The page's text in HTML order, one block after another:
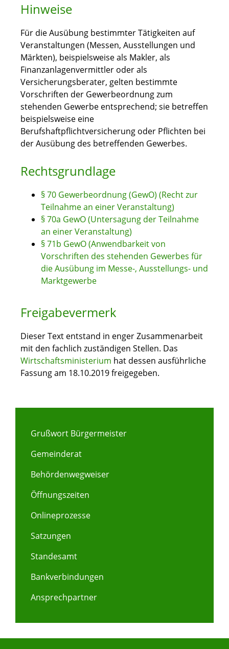
Hinweise
Für die Ausübung bestimmter Tätigkeiten auf
Veranstaltungen (Messen, Ausstellungen und
Märkten), beispielsweise als Makler, als
Finanzanlagenvermittler oder als
Versicherungsberater, gelten bestimmte
Vorschriften der Gewerbeordnung zum
stehenden Gewerbe entsprechend; sie betreffen
beispielsweise eine
Berufshaftpflichtversicherung oder Pflichten bei
der Ausübung des betreffenden Gewerbes.
Rechtsgrundlage
§ 70 Gewerbeordnung (GewO) (Recht zur
Teilnahme an einer Veranstaltung)
§ 70a GewO (Untersagung der Teilnahme
an einer Veranstaltung)
§ 71b GewO (Anwendbarkeit von
Vorschriften des stehenden Gewerbes für
die Ausübung im Messe-, Ausstellungs- und
Marktgewerbe
Freigabevermerk
Dieser Text entstand in enger Zusammenarbeit
mit den fachlich zuständigen Stellen. Das
Wirtschaftsministerium hat dessen ausführliche
Fassung am 18.10.2019 freigegeben.
Grußwort Bürgermeister
Gemeinderat
Behördenwegweiser
Öffnungszeiten
Onlineprozesse
Satzungen
Standesamt
Bankverbindungen
Ansprechpartner